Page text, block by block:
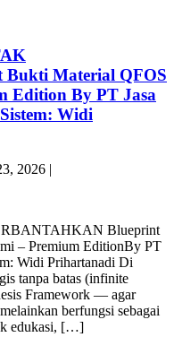
Material QFOS
Edition By PT Jasa
Widi
2026 |
Blueprint
– Premium EditionBy PT
Widi Prihartanadi Di
tanpa batas (infinite
Framework — agar
berfungsi sebagai
edukasi, […]